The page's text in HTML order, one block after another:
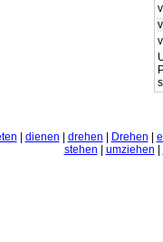
dienen drehen Drehen
stehen
umziehen